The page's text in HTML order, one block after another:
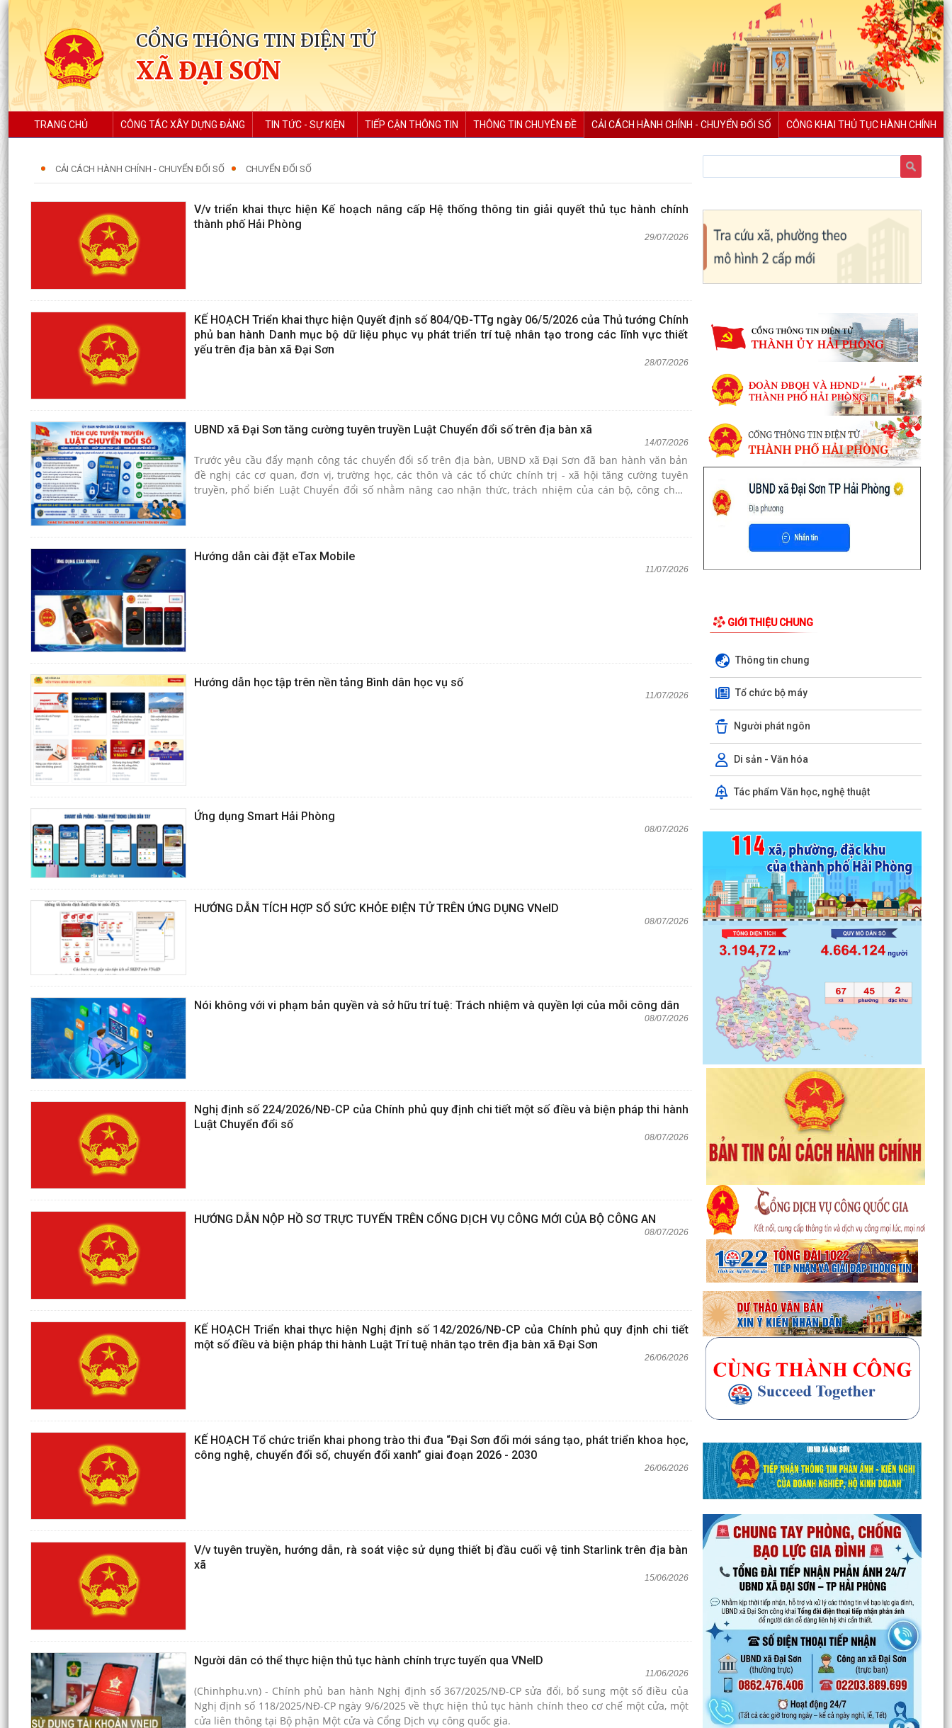
CỔNG THÔNG TIN ĐIỆN TỬ
XÃ ĐẠI SƠN
TRANG CHỦ CÔNG TÁC XÂY DỰNG ĐẢNG TIN TỨC - SỰ KIỆN TIẾP CẬN THÔNG TIN THÔNG TIN CHUYÊN ĐỀ CẢI CÁCH HÀNH CHÍNH - CHUYỂN ĐỔI SỐ CÔNG KHAI THỦ TỤC HÀNH CHÍNH
CẢI CÁCH HÀNH CHÍNH - CHUYỂN ĐỔI SỐ CHUYỂN ĐỔI SỐ
V/v triển khai thực hiện Kế hoạch nâng cấp Hệ thống thông tin giải quyết thủ tục hành chính
thành phố Hải Phòng
29/07/2026
KẾ HOẠCH Triển khai thực hiện Quyết định số 804/QĐ-TTg ngày 06/5/2026 của Thủ tướng Chính
phủ ban hành Danh mục bộ dữ liệu phục vụ phát triển trí tuệ nhân tạo trong các lĩnh vực thiết
yếu trên địa bàn xã Đại Sơn
28/07/2026
UBND xã Đại Sơn tăng cường tuyên truyền Luật Chuyển đổi số trên địa bàn xã
14/07/2026
Trước yêu cầu đẩy mạnh công tác chuyển đổi số trên địa bàn, UBND xã Đại Sơn đã ban hành văn bản
đề nghị các cơ quan, đơn vị, trường học, các thôn và các tổ chức chính trị - xã hội tăng cường tuyên
truyền, phổ biến Luật Chuyển đổi số nhằm nâng cao nhận thức, trách nhiệm của cán bộ, công chức,
Hướng dẫn cài đặt eTax Mobile
11/07/2026
Hướng dẫn học tập trên nền tảng Bình dân học vụ số
11/07/2026
Ứng dụng Smart Hải Phòng
08/07/2026
HƯỚNG DẪN TÍCH HỢP SỔ SỨC KHỎE ĐIỆN TỬ TRÊN ỨNG DỤNG VNeID
08/07/2026
Nói không với vi phạm bản quyền và sở hữu trí tuệ: Trách nhiệm và quyền lợi của mỗi công dân
08/07/2026
Nghị định số 224/2026/NĐ-CP của Chính phủ quy định chi tiết một số điều và biện pháp thi hành
Luật Chuyển đổi số
08/07/2026
HƯỚNG DẪN NỘP HỒ SƠ TRỰC TUYẾN TRÊN CỔNG DỊCH VỤ CÔNG MỚI CỦA BỘ CÔNG AN
08/07/2026
KẾ HOẠCH Triển khai thực hiện Nghị định số 142/2026/NĐ-CP của Chính phủ quy định chi tiết
một số điều và biện pháp thi hành Luật Trí tuệ nhân tạo trên địa bàn xã Đại Sơn
26/06/2026
KẾ HOẠCH Tổ chức triển khai phong trào thi đua “Đại Sơn đổi mới sáng tạo, phát triển khoa học,
công nghệ, chuyển đổi số, chuyển đổi xanh” giai đoạn 2026 - 2030
26/06/2026
V/v tuyên truyền, hướng dẫn, rà soát việc sử dụng thiết bị đầu cuối vệ tinh Starlink trên địa bàn
xã
15/06/2026
Người dân có thể thực hiện thủ tục hành chính trực tuyến qua VNeID
11/06/2026
(Chinhphu.vn) - Chính phủ ban hành Nghị định số 367/2025/NĐ-CP sửa đổi, bổ sung một số điều của
Nghị định số 118/2025/NĐ-CP ngày 9/6/2025 về thực hiện thủ tục hành chính theo cơ chế một cửa, một
cửa liên thông tại Bộ phận Một cửa và Cổng Dịch vụ công quốc gia.
GIỚI THIỆU CHUNG
Thông tin chung
Tổ chức bộ máy
Người phát ngôn
Di sản - Văn hóa
Tác phẩm Văn học, nghệ thuật